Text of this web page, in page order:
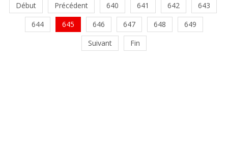
Début Précédent 640 641 642
643
644
645 646 647 648
649
Suivant
Fin